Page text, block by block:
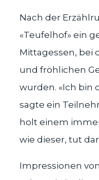
Nach der
«Teufelhof» ein
Mittagessen, bei
und fröhlichen
wurden. «Ich bin
sagte ein
holt einem
wie dieser, tut
Impressionen